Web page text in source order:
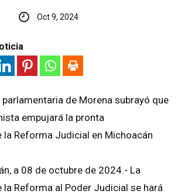
Oct 9, 2024
de Morena subrayó que
empujará la pronta
Reforma Judicial en Michoacán
a 08 de octubre de 2024.- La
Reforma al Poder Judicial se hará